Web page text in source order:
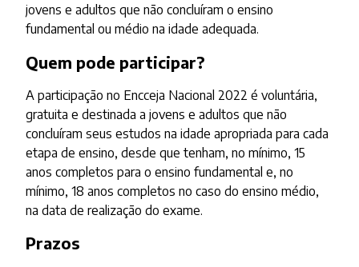
jovens e adultos que não concluíram o ensino
fundamental ou médio na idade adequada.
Quem pode participar?
A participação no Encceja Nacional 2022 é voluntária,
gratuita e destinada a jovens e adultos que não
concluíram seus estudos na idade apropriada para cada
etapa de ensino, desde que tenham, no mínimo, 15
anos completos para o ensino fundamental e, no
mínimo, 18 anos completos no caso do ensino médio,
na data de realização do exame.
Prazos